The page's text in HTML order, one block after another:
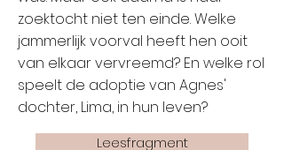
zoektocht niet ten einde. Welke
jammerlijk voorval heeft hen ooit
van elkaar vervreemd? En welke rol
speelt de adoptie van Agnes'
dochter, Lima, in hun leven?
Leesfragment